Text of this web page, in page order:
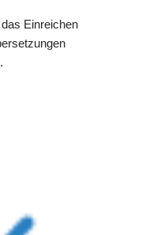
Einreichen